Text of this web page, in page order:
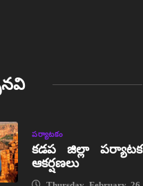
పర్యాటకం
కడప జిల్లా పర్యాటక
ఆకర్షణలు